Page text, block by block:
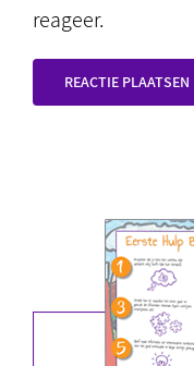
reageer.